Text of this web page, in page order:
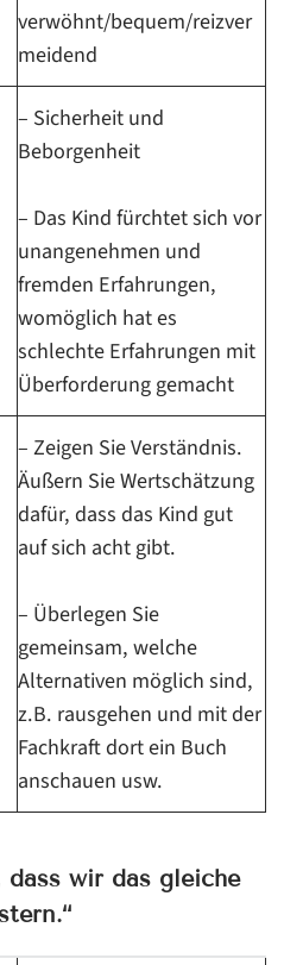
verwöhnt/bequem/reizver
meidend
– Sicherheit und
Beborgenheit
– Das Kind fürchtet sich vor
unangenehmen und
fremden Erfahrungen,
womöglich hat es
schlechte Erfahrungen mit
Überforderung gemacht
– Zeigen Sie Verständnis.
Äußern Sie Wertschätzung
dafür, dass das Kind gut
auf sich acht gibt.
– Überlegen Sie
gemeinsam, welche
Alternativen möglich sind,
z.B. rausgehen und mit der
Fachkraft dort ein Buch
anschauen usw.
dass wir das gleiche